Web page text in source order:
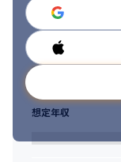
勤務時間
想定年収